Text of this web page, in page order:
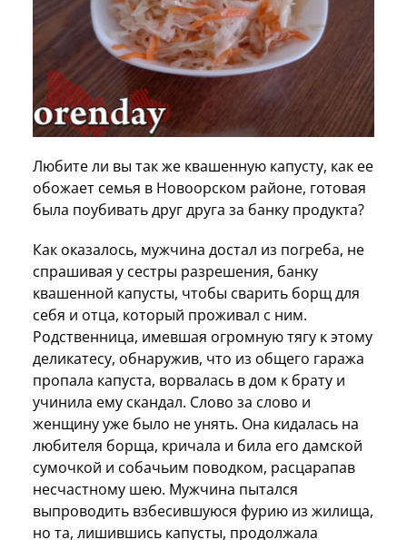
Любите ли вы так же квашенную капусту, как ее
обожает семья в Новоорском районе, готовая
была поубивать друг друга за банку продукта?
Как оказалось, мужчина достал из погреба, не
спрашивая у сестры разрешения, банку
квашенной капусты, чтобы сварить борщ для
себя и отца, который проживал с ним.
Родственница, имевшая огромную тягу к этому
деликатесу, обнаружив, что из общего гаража
пропала капуста, ворвалась в дом к брату и
учинила ему скандал. Слово за слово и
женщину уже было не унять. Она кидалась на
любителя борща, кричала и била его дамской
сумочкой и собачьим поводком, расцарапав
несчастному шею. Мужчина пытался
выпроводить взбесившуюся фурию из жилища,
но та, лишившись капусты, продолжала